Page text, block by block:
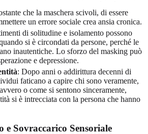
che la maschera scivoli, di essere
un errore sociale crea ansia cronica.
di solitudine e isolamento possono
si è circondati da persone, perché le
inautentiche. Lo sforzo del masking può
e depressione.
: Dopo anni o addirittura decenni di
faticano a capire chi sono veramente,
o come si sentono sinceramente,
si è intrecciata con la persona che hanno
e Sovraccarico Sensoriale